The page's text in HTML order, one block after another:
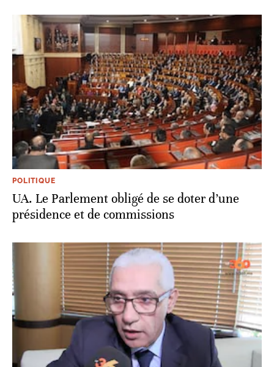
POLITIQUE
UA. Le Parlement obligé de se doter d’une
présidence et de commissions